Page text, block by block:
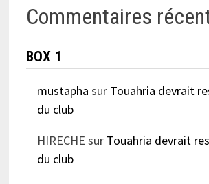
Commentaires
BOX 1
mustapha sur Touahria devrait
du club
HIRECHE sur Touahria devrait
du club